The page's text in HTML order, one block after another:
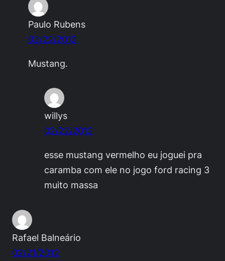
Paulo Rubens
02/22/2012
Mustang.
willys
02/22/2012
esse mustang vermelho eu joguei pra
caramba com ele no jogo ford racing 3
muito massa
Rafael Balneário
02/21/2012